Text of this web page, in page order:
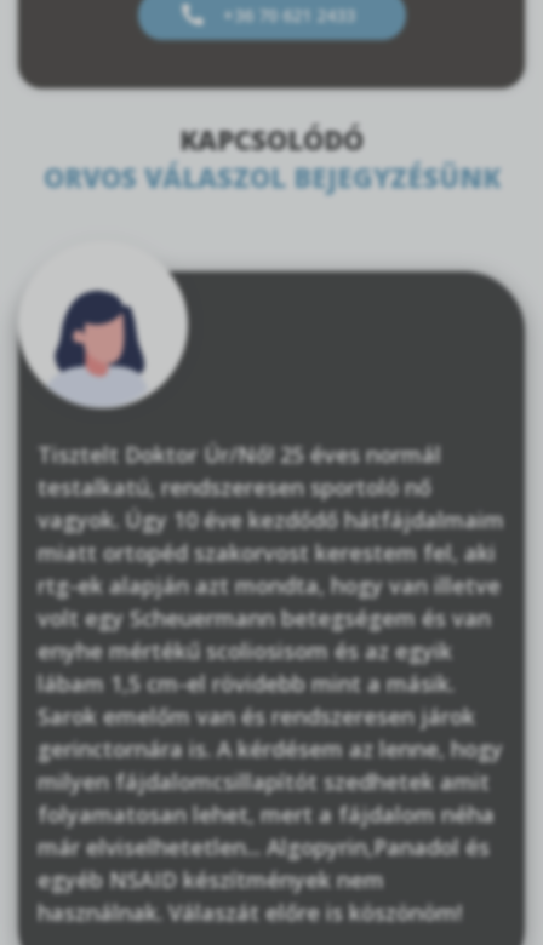
+36 70 621 2433
KAPCSOLÓDÓ
ORVOS VÁLASZOL BEJEGYZÉSÜNK
Tisztelt Doktor Úr/Nő! 25 éves normál
testalkatú, rendszeresen sportoló nő
vagyok. Úgy 10 éve kezdődő hátfájdalmaim
miatt ortopéd szakorvost kerestem fel, aki
rtg-ek alapján azt mondta, hogy van illetve
volt egy Scheuermann betegségem és van
enyhe mértékű scoliosisom és az egyik
lábam 1,5 cm-el rövidebb mint a másik.
Sarok emelőm van és rendszeresen járok
gerinctornára is. A kérdésem az lenne, hogy
milyen fájdalomcsillapítót szedhetek amit
folyamatosan lehet, mert a fájdalom néha
már elviselhetetlen... Algopyrin,Panadol és
egyéb NSAID készítmények nem
használnak. Válaszát előre is köszönöm!